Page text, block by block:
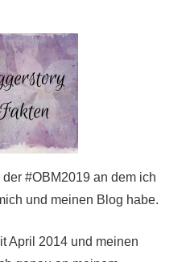
#OBM2019 an dem ich
und meinen Blog habe.
April 2014 und meinen